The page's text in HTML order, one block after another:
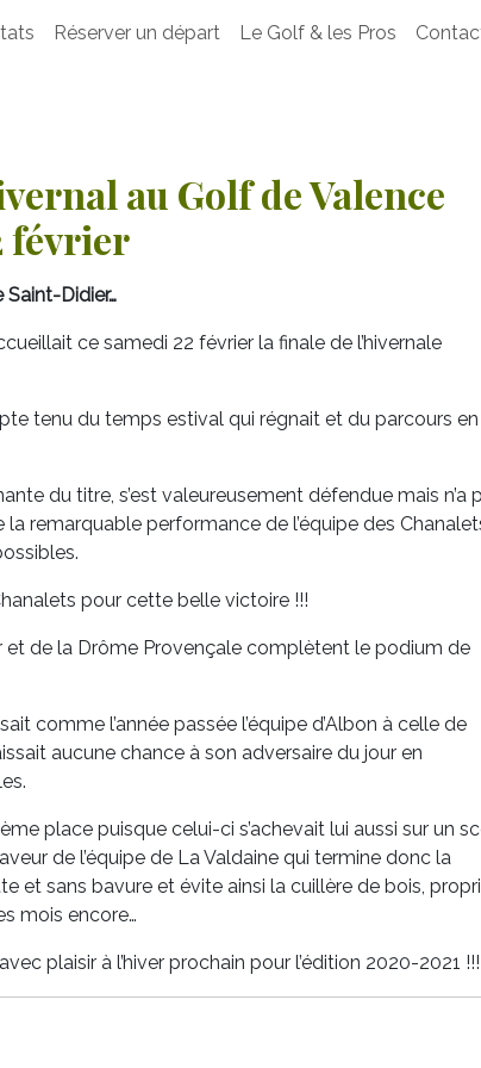
Réserver un départ Le Golf & les Pros
au Golf de Valence
février
Didier…
ce samedi 22 février la finale de l’hivernale
tenu du temps estival qui régnait et du parcours en
du titre, s’est valeureusement défendue mais n’a
remarquable performance de l’équipe des
pour cette belle victoire !!!
et de la Drôme Provençale complètent le podium de
comme l’année passée l’équipe d’Albon à celle de
aucune chance à son adversaire du jour en
place puisque celui-ci s’achevait lui aussi sur un
de l’équipe de La Valdaine qui termine donc la
et sans bavure et évite ainsi la cuillère de bois,
mois encore…
plaisir à l’hiver prochain pour l’édition 2020-2021 !!!